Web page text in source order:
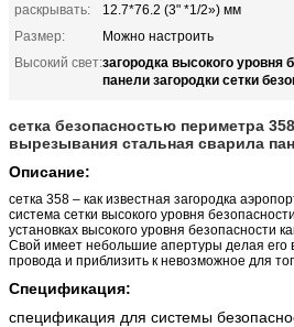
раскрывать:
12.7*76.2 (3" *1/2») мм
Размер:
Можно настроить
Высокий свет:загородка высокого уровня
панели загородки сетки
сетка безопасностью периметра
вырезывания стальная сварила
Описание:
сетка 358 – как известная загородка
система сетки высокого уровня
установках высокого уровня безопасности
Свой имеет небольшие апертуры делая его
провода и приблизить к невозможное для
Спецификация:
спецификация для системы